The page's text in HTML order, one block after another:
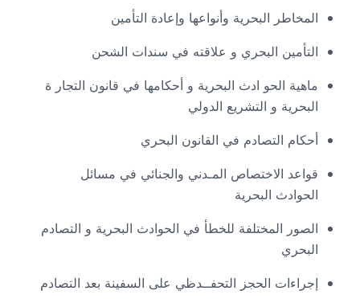
المخاطر البحرية وأنواعها وإعادة التأمين
التأمين البحري و علاقته في سندات الشحن
ماهية الحو ادث البحرية و أحكامها في قانون التجار ة
البحرية و التشريع الدولي
أحكام التصادم في القانون البحري
قواعد الاختصاص المـدني والجنائي في مسائل
الحوادث البحرية
الصور المختلفة للخطأ في الحوادث البحرية و التصادم
البحري
إجراءات الحجز التحفــدظي على السفينة بعد التصادم